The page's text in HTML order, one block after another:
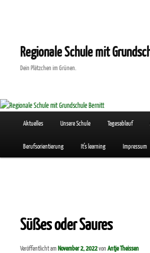
Regionale Schule mit
Dein Plätzchen im Grünen.
Aktuelles Unsere Schule Tagesablauf
Berufsorientierung It’s learning Impressum
Süßes oder Saures
Veröffentlicht amNovember 2, 2022vonAntje Theissen